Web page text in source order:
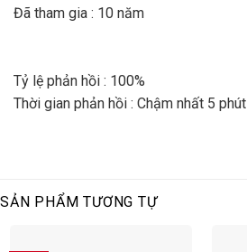
Đã tham gia : 10 năm
Tỷ lệ phản hồi : 100%
Thời gian phản hồi : Chậm nhất 5 phút
SẢN PHẨM TƯƠNG TỰ